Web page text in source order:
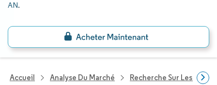
AN.
Accueil Analyse Du Marché Recherche Sur Les